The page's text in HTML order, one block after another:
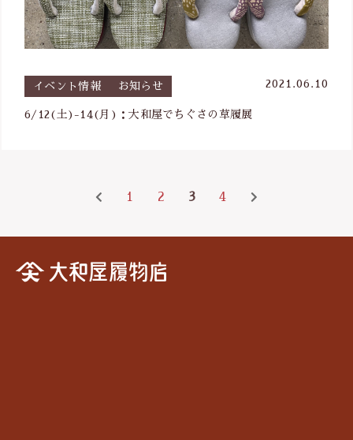
イベント情報 お知らせ 2021.06.10
6/12(土)-14(月)：大和屋でちぐさの草履展
1 2 3 4